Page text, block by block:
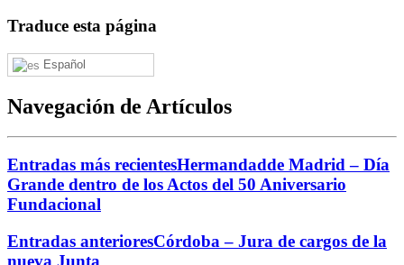
Traduce esta página
Español
Navegación de Artículos
Entradas más recientesHermandadde Madrid – Día
Grande dentro de los Actos del 50 Aniversario
Fundacional
Entradas anterioresCórdoba – Jura de cargos de la
nueva Junta